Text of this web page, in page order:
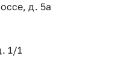
д. 5а
1/1